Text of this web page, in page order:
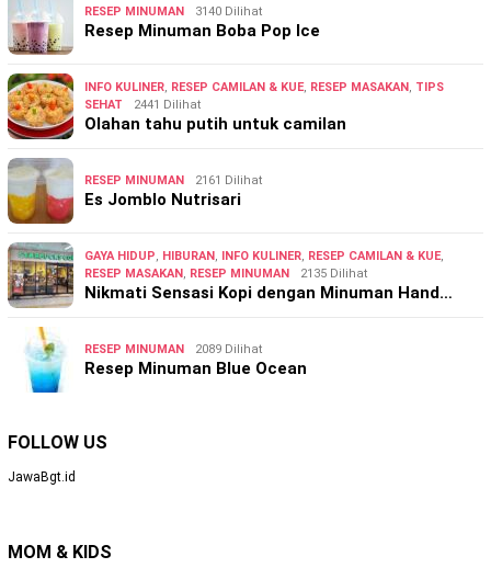
RESEP MINUMAN 3140 Dilihat
Resep Minuman Boba Pop Ice
INFO KULINER, RESEP CAMILAN & KUE, RESEP MASAKAN, TIPS
SEHAT
2441 Dilihat
Olahan tahu putih untuk camilan
RESEP MINUMAN 2161 Dilihat
Es Jomblo Nutrisari
GAYA HIDUP, HIBURAN, INFO KULINER, RESEP CAMILAN & KUE,
RESEP MASAKAN, RESEP MINUMAN 2135 Dilihat
Nikmati Sensasi Kopi dengan Minuman Hand…
RESEP MINUMAN 2089 Dilihat
Resep Minuman Blue Ocean
FOLLOW US
JawaBgt.id
MOM & KIDS